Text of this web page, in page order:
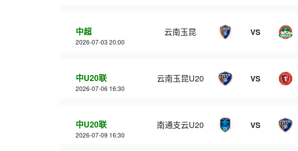
中超
2026-07-03 20:00
云南玉昆 VS
中U20联
2026-07-06 16:30
云南玉昆U20 VS
中U20联
2026-07-09 16:30
南通支云U20 VS